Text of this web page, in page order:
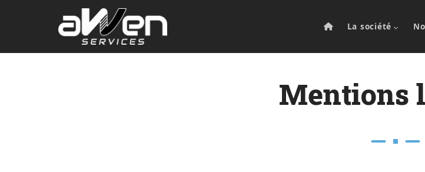
La société
Mentions l